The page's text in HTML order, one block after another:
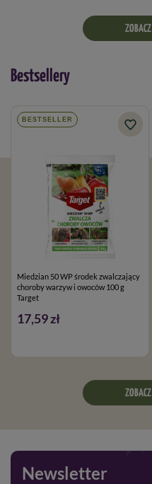
Bestsellery
BESTSELLER
Miedzian 50 WP środek zwalczający
choroby warzyw i owoców 100 g
Target
17,59 zł
Newsletter